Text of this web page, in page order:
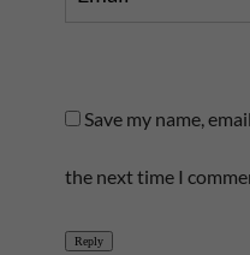
Save my name,
the next time I
Reply